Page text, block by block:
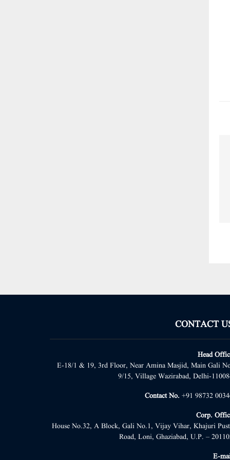
CONTACT
Head
E-18/1 & 19, 3rd Floor, Near Amina Masjid, Main Gali
9/15, Village Wazirabad, Delhi-
Contact No. +91 98732
Corp.
House No.32, A Block, Gali No.1, Vijay Vihar, Khajuri
Road, Loni, Ghaziabad, U.P. –
E-